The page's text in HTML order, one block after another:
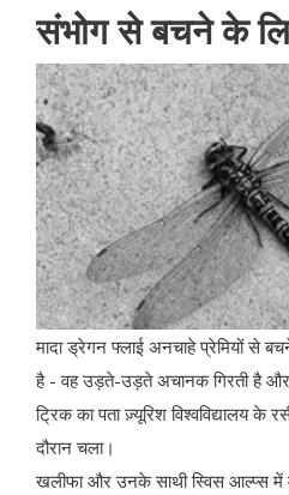
संभोग से बचने के
मादा ड्रेगन फ्लाई अनचाहे प्रेमियों से
है - वह उड़ते-उड़ते अचानक गिरती है
ट्रिक का पता ज़्यूरिश विश्वविद्यालय के
दौरान चला।
खलीफा और उनके साथी स्विस आल्प्स में